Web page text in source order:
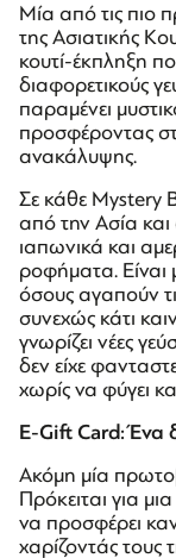
Μία από τις πιο
της Ασιατικής
κουτί-έκπληξη
διαφορετικούς
παραμένει
προσφέροντας
ανακάλυψης.
Σε κάθε Mystery
από την Ασία
ιαπωνικά και
ροφήματα. Είναι
όσους αγαπούν
συνεχώς κάτι
γνωρίζει νέες
δεν είχε
χωρίς να φύγει
E-Gift Card: Ένα
Ακόμη μία
Πρόκειται για
να προσφέρει
χαρίζοντάς τους